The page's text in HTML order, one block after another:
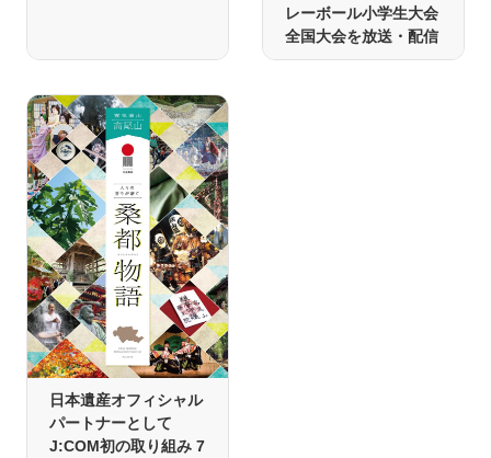
レーボール小学生大会
全国大会を放送・配信
日本遺産オフィシャル
パートナーとして
J:COM初の取り組み 7